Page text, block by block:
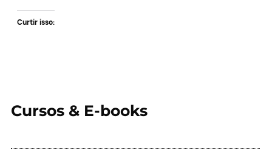
Curtir isso:
Cursos & E-books